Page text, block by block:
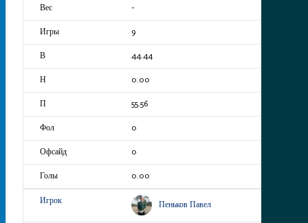
-
9
44.44
0.00
55.56
0
0
0.00
Пеньков Павел